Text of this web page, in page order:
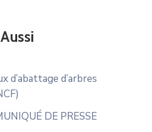
d’abattage d’arbres
DE PRESSE